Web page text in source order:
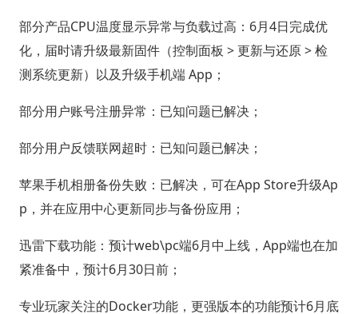
部分产品CPU温度显示异常与负载过高：6月4日完成优
化，届时请升级最新固件（控制面板 > 更新与还原 > 检
测系统更新）以及升级手机端 App；
部分用户账号注册异常：已知问题已解决；
部分用户反馈联网超时：已知问题已解决；
苹果手机相册备份失败：已解决，可在App Store升级Ap
p，并在应用中心更新同步与备份应用；
迅雷下载功能：预计web\pc端6月中上线，App端也在加
紧准备中，预计6月30日前；
专业玩家关注的Docker功能，更强版本的功能预计6月底